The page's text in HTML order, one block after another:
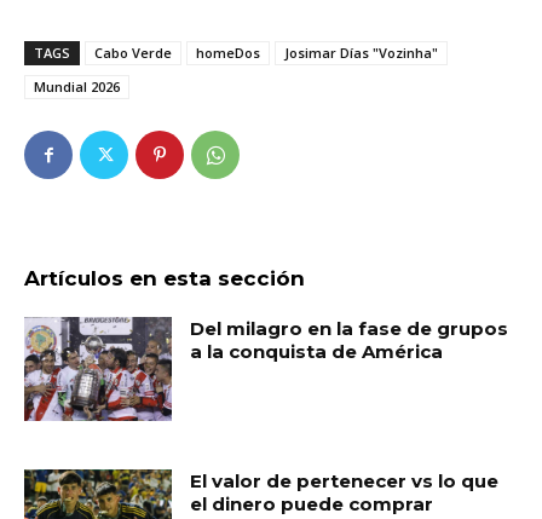
TAGS Cabo Verde homeDos
Josimar Días "Vozinha"
Mundial 2026
Artículos en esta sección
Del milagro en la fase de grupos
a la conquista de América
El valor de pertenecer vs lo que
el dinero puede comprar